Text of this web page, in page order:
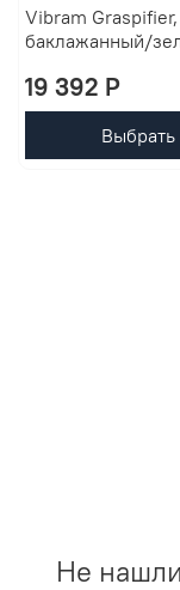
Vibram Graspifier,
баклажанный/
19 392 P
Выбрать
Не